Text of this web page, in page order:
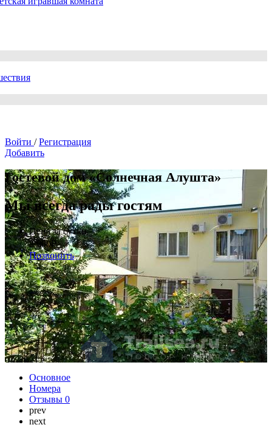
Войти / Регистрация
Добавить
Гостевой дом «Солнечная Алушта»
Мы всегда рады гостям
Цена за сутки
2 000₽
Позвонить
Основное
Номера
Отзывы 0
prev
next